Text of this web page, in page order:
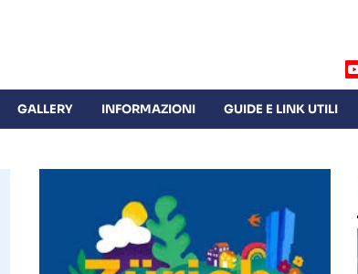
GALLERY INFORMAZIONI GUIDE E LINK UTILI